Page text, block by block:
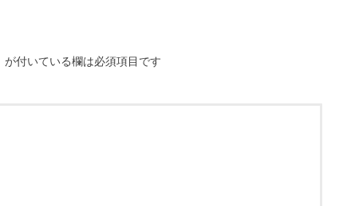
が付いている欄は必須項目です